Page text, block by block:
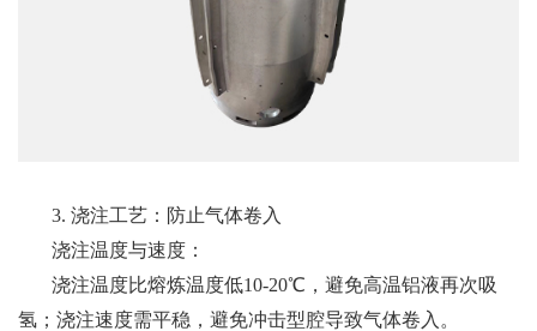
3. 浇注工艺：防止气体卷入
浇注温度与速度：
浇注温度比熔炼温度低10-20℃，避免高温铝液再次吸
氢；浇注速度需平稳，避免冲击型腔导致气体卷入。